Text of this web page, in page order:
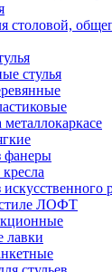
столовой,
стулья
металлокаркасе
фанеры
искусственного
ЛОФТ
лавки